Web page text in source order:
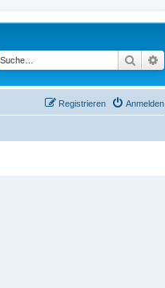
Suche
Anmelden
Registrieren